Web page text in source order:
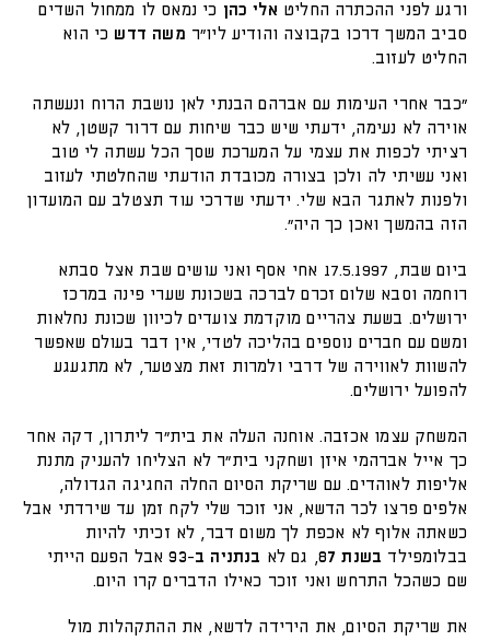
ורגע לפני ההכתרה החליט אלי כהן כי נמאס לו ממחול השדים
סביב המשך דרכו בקבוצה והודיע ליו"ר משה דדש כי הוא
החליט לעזוב.
"כבר אחרי העימות עם אברהם הבנתי לאן נושבת הרוח ונעשתה
אוירה לא נעימה, ידעתי שיש כבר שיחות עם דרור קשטן, לא
רציתי לכפות את עצמי על המערכת שסך הכל עשתה לי טוב
ואני עשיתי לה ולכן בצורה מכובדת הודעתי שהחלטתי לעזוב
ולפנות לאתגר הבא שלי. ידעתי שדרכי עוד תצטלב עם המועדון
הזה בהמשך ואכן כך היה".
ביום שבת, 17.5.1997 אחי אסף ואני עושים שבת אצל סבתא
רוחמה וסבא שלום זכרם לברכה בשכונת שערי פינה במרכז
ירושלים. בשעת צהריים מוקדמת צועדים לכיוון שכונת נחלאות
ומשם עם חברים נוספים בהליכה לטדי, אין דבר בעולם שאפשר
להשוות לאווירה של דרבי ולמרות זאת מצטער, לא מתגעגע
להפועל ירושלים.
המשחק עצמו אכזבה. אוחנה העלה את בית"ר ליתרון, דקה אחר
כך אייל אברהמי איזן ושחקני בית"ר לא הצליחו להעניק מתנת
אליפות לאוהדים. עם שריקת הסיום החלה החגיגה הגדולה,
אלפים פרצו לכר הדשא, אני זוכר שלי לקח זמן עד שירדתי אבל
כשאתה אלוף לא אכפת לך משום דבר, לא זכיתי להיות
בבלומפילד בשנת 87 , גם לא בנתניה ב-93
אבל הפעם הייתי
שם כשהכל התרחש ואני זוכר כאילו הדברים קרו היום.
את שריקת הסיום, את הירידה לדשא, את ההתקהלות מול